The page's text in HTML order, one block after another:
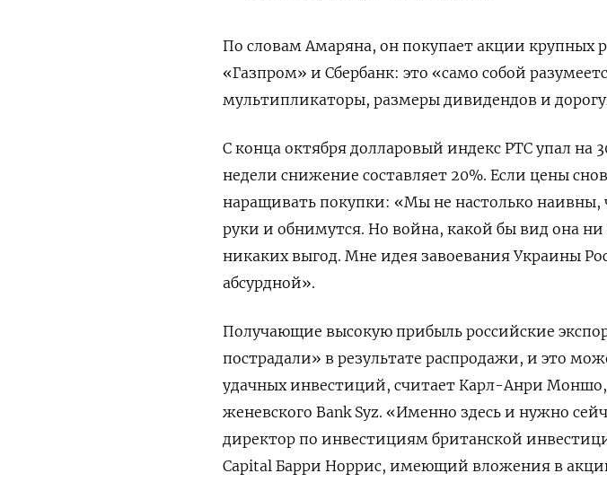
По словам Амаряна, он покупает акции крупных
«Газпром» и Сбербанк: это «само собой
мультипликаторы, размеры дивидендов и
С конца октября долларовый индекс РТС упал на
недели снижение составляет 20%. Если цены
наращивать покупки: «Мы не настолько
руки и обнимутся. Но война, какой бы вид она ни
никаких выгод. Мне идея завоевания Украины
абсурдной».
Получающие высокую прибыль российские
пострадали» в результате распродажи, и это
удачных инвестиций, считает Карл-Анри
женевского Bank Syz. «Именно здесь и нужно
директор по инвестициям британской
Capital Барри Норрис, имеющий вложения в